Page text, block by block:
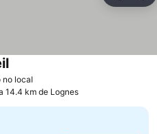
no local
Ver preços
14.4 km de Lognes